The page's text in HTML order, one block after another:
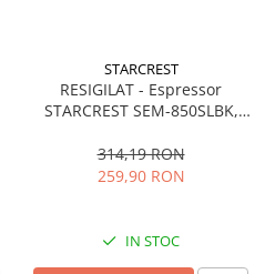
STARCREST
RESIGILAT - Espressor
STARCREST SEM-850SLBK,
detasabil 1.5L, dispozitiv
spumare, filtru dublu din
314,19 RON
259,90 RON
IN STOC